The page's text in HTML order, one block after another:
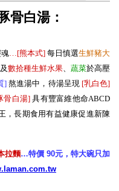
骨白湯：
…[熊本式]每日慎選生鮮豬大
數拾種生鮮水果、 蔬菜於高壓
] 熬進湯中，待湯呈現 [乳白色]
骨白湯] 具有豐富維他命ABCD
，長期食用有益健康促進新陳
拉麵…特價 90元，特大碗只加